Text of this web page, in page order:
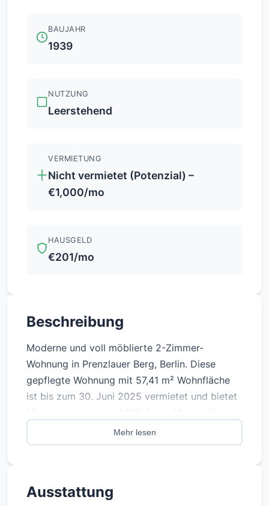
BAUJAHR
1939
NUTZUNG
Leerstehend
VERMIETUNG
Nicht vermietet (Potenzial) –
€1,000/mo
HAUSGELD
€201/mo
Beschreibung
Moderne und voll möblierte 2-Zimmer-
Wohnung in Prenzlauer Berg, Berlin. Diese
gepflegte Wohnung mit 57,41 m² Wohnfläche
ist bis zum 30. Juni 2025 vermietet und bietet
verfügt über ein gemütliches Wohnzimmer, ein
geräumiges Schlafzimmer und ein Bad mit
Kopplung ausgestattet (2008 installiert). Die
Mehr lesen
Ausstattung